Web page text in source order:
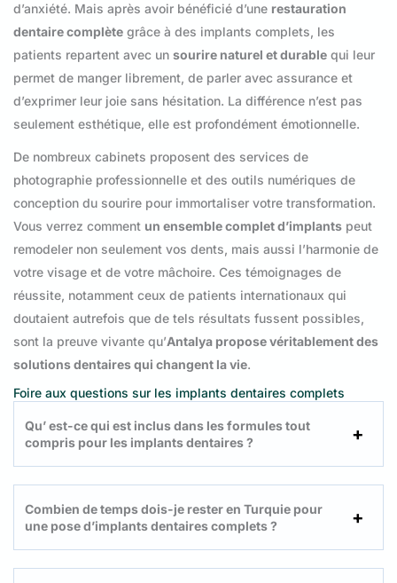
d’anxiété. Mais après avoir bénéficié d’une restauration
dentaire complète grâce à des implants complets, les
patients repartent avec un sourire naturel et durable qui leur
permet de manger librement, de parler avec assurance et
d’exprimer leur joie sans hésitation. La différence n’est pas
seulement esthétique, elle est profondément émotionnelle.
De nombreux cabinets proposent des services de
photographie professionnelle et des outils numériques de
conception du sourire pour immortaliser votre transformation.
Vous verrez comment un ensemble complet d’implants peut
remodeler non seulement vos dents, mais aussi l’harmonie de
votre visage et de votre mâchoire. Ces témoignages de
réussite, notamment ceux de patients internationaux qui
doutaient autrefois que de tels résultats fussent possibles,
sont la preuve vivante qu’Antalya propose véritablement des
solutions dentaires qui changent la vie.
Foire aux questions sur les implants dentaires complets
Qu’ est-ce qui est inclus dans les formules tout
compris pour les implants dentaires ?
Combien de temps dois-je rester en Turquie pour
une pose d’implants dentaires complets ?